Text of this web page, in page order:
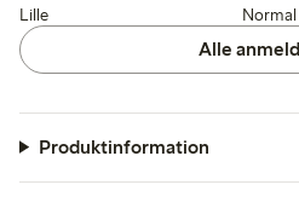
Lille Normal
Alle
Produktinformation